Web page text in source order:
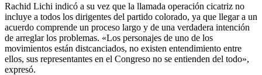
Rachid Lichi indicó a su vez que la llamada operación cicatriz no
incluye a todos los dirigentes del partido colorado, ya que llegar a un
acuerdo comprende un proceso largo y de una verdadera intención
de arreglar los problemas. «Los personajes de uno de los
movimientos están distcanciados, no existen entendimiento entre
ellos, sus representantes en el Congreso no se entienden del todo»,
expresó.